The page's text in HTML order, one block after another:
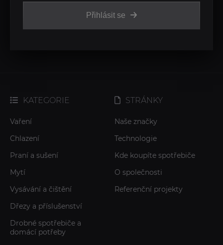
Přihlásit se
KATEGORIE
Vaření
Chlazení
Praní a sušení
Mytí
Vysávání a čištění
Dřezy a příslušenství
Drobné spotřebiče a
domácí potřeby
STRÁNKY
Naše značky
Technologie
Kde koupíte spotřebiče
O společnosti
Referenční projekty